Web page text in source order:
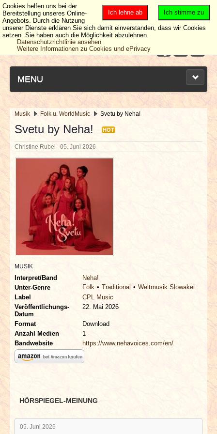
MENU
NEUESTE ARTIKEL
NEWS & DATES
BERICHTE
VERLOSUNGEN
INTERVIEWS
SPECIALS
REDAKTION
LINKS
ARCHIV
Musik Folk u. WorldMusic Svetu by Neha!
Svetu by Neha! HOT
Christine Rubel 05. Juni 2026
MUSIK
Interpret/Band
Neha!
Unter-Genre
Folk Traditional
Weltmusik Slowakei
Label
CPL Music
Veröffentlichungs-
Datum
22. Mai 2026
Format
Download
Anzahl Medien
1
Bandwebsite
https://www.nehavoices.com/en/
HÖRSPIEGEL-MEINUNG
05. Juni 2026
Ich stimme zu
Ich lehne ab
Cookies helfen uns bei der
Bereitstellung unseres Online-
Angebots. Durch die Nutzung
unserer Dienste erklären Sie sich damit einverstanden, dass wir Cookies
setzen. Sie haben auch die Möglichkeit abzulehnen.
Datenschutzrichtlinie ansehen
Weitere Informationen zu Cookies und ePrivacy